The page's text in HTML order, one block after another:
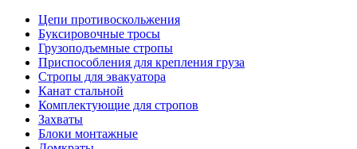
Цепи противоскольжения
Буксировочные тросы
Грузоподъемные стропы
Приспособления для крепления груза
Стропы для эвакуатора
Канат стальной
Комплектующие для стропов
Захваты
Блоки монтажные